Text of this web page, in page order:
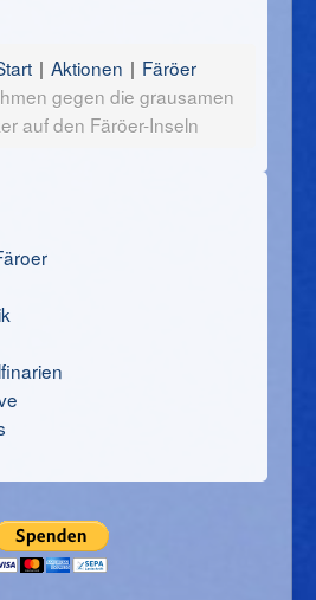
Aktionen
Färöer
gegen die grausamen
auf den Färöer-Inseln